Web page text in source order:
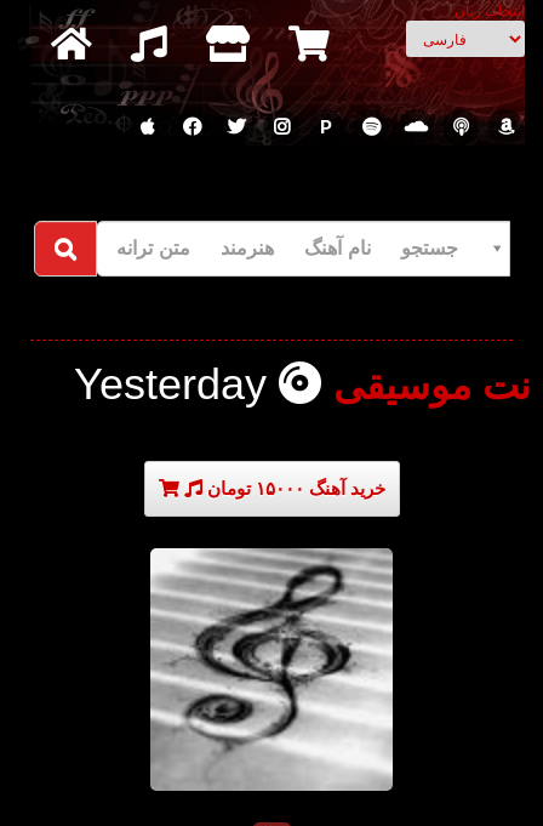
انتخاب زبان
P
جستجو نام آهنگ هنرمند متن ترانه
Yesterday نت موسیقی
خرید آهنگ ۱۵۰۰۰ تومان